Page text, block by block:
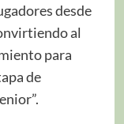
desde
al
para
de